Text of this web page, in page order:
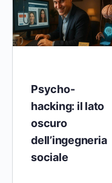
Psycho-
hacking: il lato
oscuro
dell’ingegneria
sociale